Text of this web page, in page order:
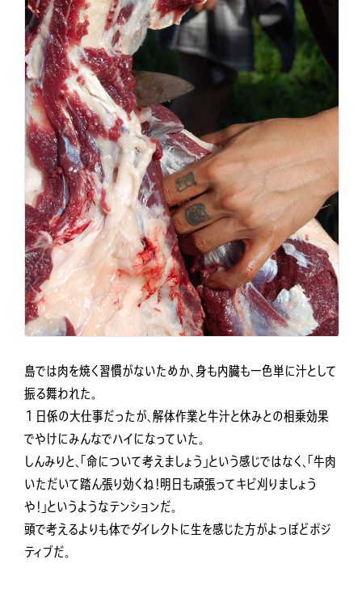
島では肉を焼く習慣がないためか、身も内臓も一色単に汁として
振る舞われた。
１日係の大仕事だったが、解体作業と牛汁と休みとの相乗効果
でやけにみんなでハイになっていた。
しんみりと、「命について考えましょう」という感じではなく、「牛肉
いただいて踏ん張り効くね！明日も頑張ってキビ刈りましょう
や！」というようなテンションだ。
頭で考えるよりも体でダイレクトに生を感じた方がよっぽどポジ
ティブだ。